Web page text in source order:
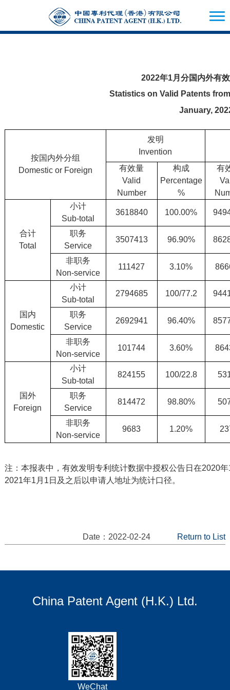
2022年1月分国内外有
Statistics on Valid Patents
January,
按国内外分组
Domestic or Foreign
发明
Invention
有效量
Valid
Number
构成
Percentage
%
有
合计
Total
小计
Sub-total
3618840 100.00%
职务
Service
3507413 96.90%
非职务
Non-service
111427 3.10%
国内
Domestic
小计
Sub-total
2794685 100/77.2
职务
Service
2692941 96.40%
非职务
Non-service
101744 3.60%
国外
Foreign
小计
Sub-total
824155 100/22.8
职务
Service
814472 98.80%
非职务
Non-service
9683 1.20%
注：本报表中，有效发明专利统计数据中授权公告日在2020
2021年1月1日及之后以申请人地址为统计口径。
Date：2022-02-24 Return to List
China Patent Agent (H.K.) Ltd.
WeChat